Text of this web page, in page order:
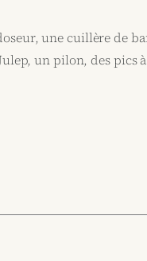
une cuillère de
un pilon, des pics